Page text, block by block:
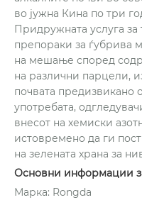
во јужна Кина по три
Придружната услуга
препораки за ѓубрива
на мешање според
на различни парцели,
почвата
употребата,
внесот на хемиски
истовремено да ги
на зелената храна за
Основни информации
Марка: Rongda